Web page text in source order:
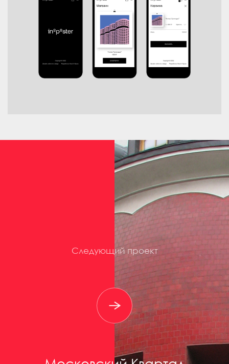
Следующий проект